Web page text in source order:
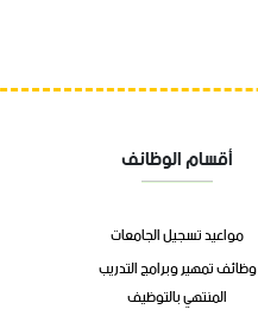
أقسام الوظائف
مواعيد تسجيل الجامعات
وظائف تمهير وبرامج التدريب
المنتهي بالتوظيف